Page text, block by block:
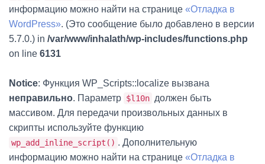
информацию можно найти на странице «Отладка в
WordPress». (Это сообщение было добавлено в версии
5.7.0.) in /var/www/inhalath/wp-includes/functions.php
on line 6131
Notice: Функция WP_Scripts::localize вызвана
неправильно. Параметр $l10n должен быть
массивом. Для передачи произвольных данных в
скрипты используйте функцию
wp_add_inline_script() . Дополнительную
информацию можно найти на странице «Отладка в